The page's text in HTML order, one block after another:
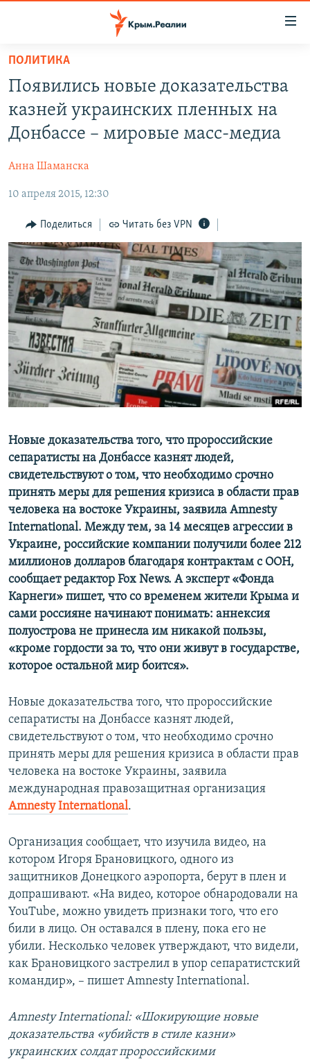
Вернуться
основному
содержанию
Вернутся
главной
Вернутся
поиску
ГРУЗ 200
ВОДА
ЕЩЕ
ИНТЕРАКТИВ
ИНФОГРАФИКА
ТЕЛЕПРОЕКТ КРЫМ.РЕАЛИИ
СОВЕТЫ ПРАВОЗАЩИТНИКОВ
ПРОПАВШИЕ БЕЗ ВЕСТИ
ПОБЕДИТЕЛЕЙ НЕ СУДЯТ?
КРЫМ.НЕПОКОРЕННЫЙ
ELIFBE
УКРАИНСКАЯ ПРОБЛЕМА КРЫМА
РАДІО СВОБОДА
КАК ОБОЙТИ БЛОКИРОВКУ
Українською
Qırımtatar
ПРИСОЕДИНЯЙТЕСЬ!
ПОЛИТИКА
Появились новые доказательства
казней украинских пленных на
Донбассе – мировые масс-медиа
Анна Шаманска
10 апреля 2015, 12:30
Поделиться Читать без VPN
Новые доказательства того, что пророссийские
сепаратисты на Донбассе казнят людей,
свидетельствуют о том, что необходимо срочно
принять меры для решения кризиса в области прав
человека на востоке Украины, заявила Amnesty
International. Между тем, за 14 месяцев агрессии в
Украине, российские компании получили более 212
миллионов долларов благодаря контрактам с ООН,
сообщает редактор Fox News. А эксперт «Фонда
Карнеги» пишет, что со временем жители Крыма и
сами россияне начинают понимать: аннексия
полуострова не принесла им никакой пользы,
«кроме гордости за то, что они живут в государстве,
которое остальной мир боится».
Новые доказательства того, что пророссийские
сепаратисты на Донбассе казнят людей,
свидетельствуют о том, что необходимо срочно
принять меры для решения кризиса в области прав
человека на востоке Украины, заявила
международная правозащитная организация
Amnesty International.
Организация сообщает, что изучила видео, на
котором Игоря Брановицкого, одного из
защитников Донецкого аэропорта, берут в плен и
допрашивают. «На видео, которое обнародовали на
YouTube, можно увидеть признаки того, что его
били в лицо. Он оставался в плену, пока его не
убили. Несколько человек утверждают, что видели,
как Брановицкого застрелил в упор сепаратистский
командир», – пишет Amnesty International.
Amnesty International: «Шокирующие новые
доказательства «убийств в стиле казни»
украинских солдат пророссийскими